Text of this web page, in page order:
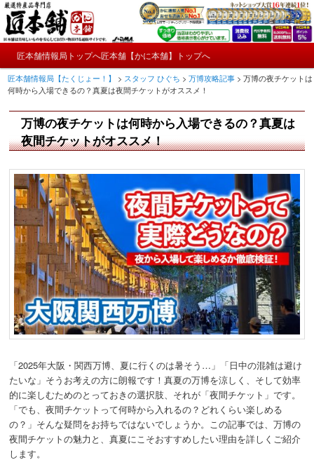
メ
イ
ン
ン
テ
ン
匠本舗情報局【たくじょー！】
かにやおせちについてのおもしろ情報や興味深い記事をお届けします。
ン
メ
メ
イ
ン
コ
テ
ン
ツ
へ
移
動
匠本舗情報局トップへ匠本舗【かに本舗】トップへ
匠本舗情報局【たくじょー！】 > スタッフ ひぐち >万博攻略記事 >万博の夜チケットは
何時から入場できるの？真夏は夜間チケットがオススメ！
万博の夜チケットは何時から入場できるの？真夏は
夜間チケットがオススメ！
「2025年大阪・関西万博、夏に行くのは暑そう…」「日中の混雑は避け
たいな」そうお考えの方に朗報です！真夏の万博を涼しく、そして効率
的に楽しむためのとっておきの選択肢、それが「夜間チケット」です。
「でも、夜間チケットって何時から入れるの？どれくらい楽しめる
の？」そんな疑問をお持ちではないでしょうか。この記事では、万博の
夜間チケットの魅力と、真夏にこそおすすめしたい理由を詳しくご紹介
します。